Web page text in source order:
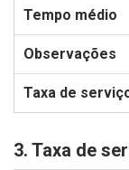
3. Taxa de